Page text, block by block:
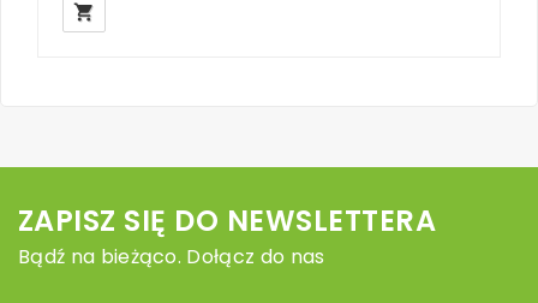
local_grocery_store
ZAPISZ SIĘ DO NEWSLETTERA
Bądź na bieżąco. Dołącz do nas